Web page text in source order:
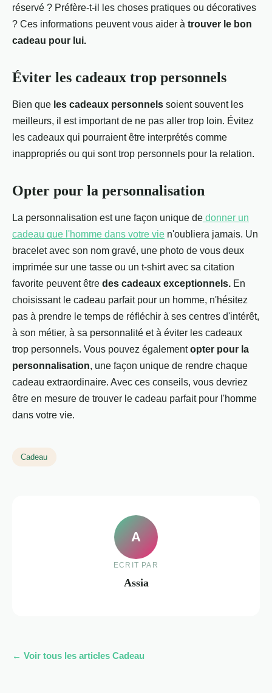
réservé ? Préfère-t-il les choses pratiques ou décoratives
? Ces informations peuvent vous aider à trouver le bon
cadeau pour lui.
Éviter les cadeaux trop personnels
Bien que les cadeaux personnels soient souvent les
meilleurs, il est important de ne pas aller trop loin. Évitez
les cadeaux qui pourraient être interprétés comme
inappropriés ou qui sont trop personnels pour la relation.
Opter pour la personnalisation
La personnalisation est une façon unique de donner un
cadeau que l'homme dans votre vie n'oubliera jamais. Un
bracelet avec son nom gravé, une photo de vous deux
imprimée sur une tasse ou un t-shirt avec sa citation
favorite peuvent être des cadeaux exceptionnels. En
choisissant le cadeau parfait pour un homme, n'hésitez
pas à prendre le temps de réfléchir à ses centres d'intérêt,
à son métier, à sa personnalité et à éviter les cadeaux
trop personnels. Vous pouvez égalementopter pour la
personnalisation, une façon unique de rendre chaque
cadeau extraordinaire. Avec ces conseils, vous devriez
être en mesure de trouver le cadeau parfait pour l'homme
dans votre vie.
Cadeau
A
ECRIT PAR
Assia
← Voir tous les articles Cadeau